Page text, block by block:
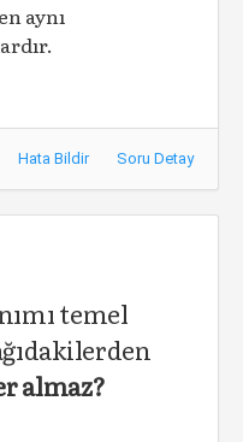
aynı
Hata Bildir Soru Detay
temel
almaz?